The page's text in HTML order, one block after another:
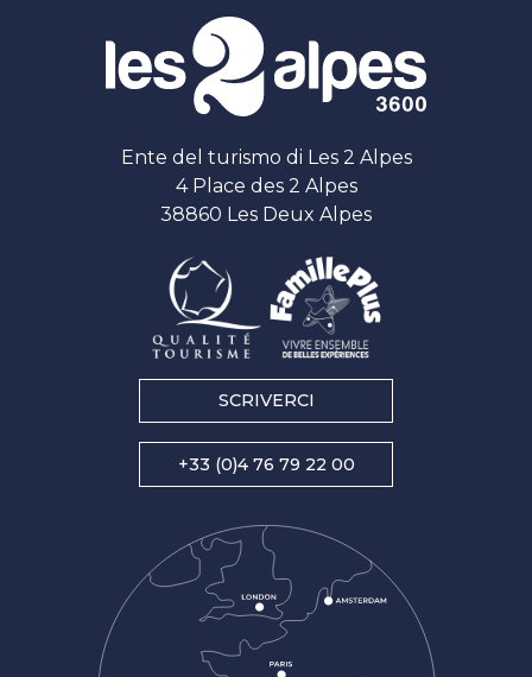
Ente del turismo di Les 2 Alpes
4 Place des 2 Alpes
38860 Les Deux Alpes
SCRIVERCI
+33 (0)4 76 79 22 00